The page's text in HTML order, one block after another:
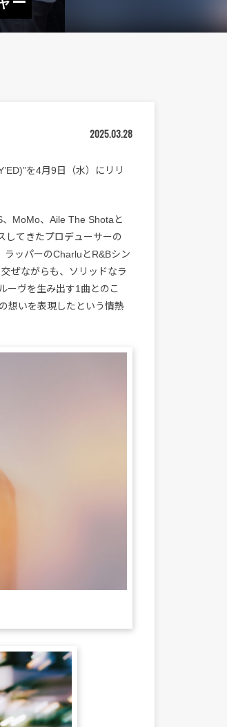
2025.03.28
を4月9日（水）にリリ
MoMo、Aile The Shotaと
してきたプロデューサーの
ッパーのCharluとR&Bシン
ぜながらも、ソリッドなラ
ーヴを生み出す1曲とのこ
想いを表現したという情熱